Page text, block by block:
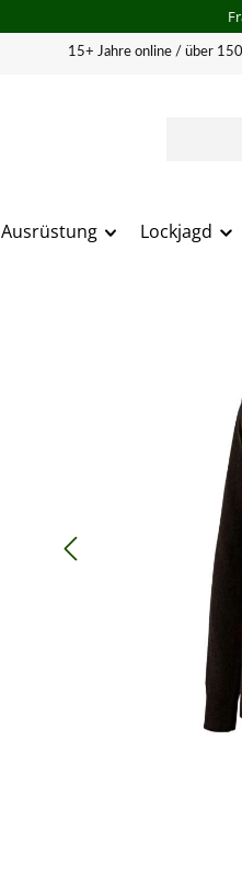
15+ Jahre online / über
Ausrüstung Lockjagd